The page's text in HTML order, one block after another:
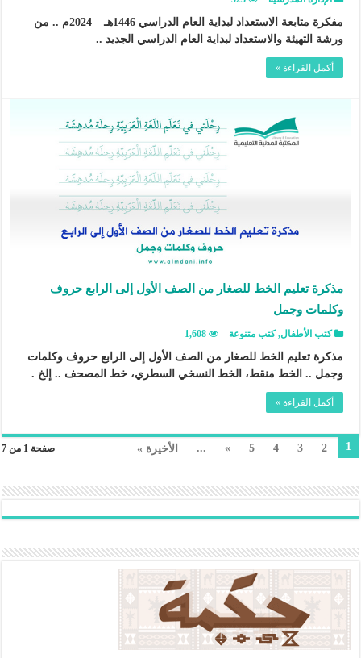
مفكرة متابعة الاستعداد لبداية العام الدراسي 1446هـ – 2024م .. من
ورشة التهيئة والاستعداد لبداية العام الدراسي الجديد ..
أكمل القراءة »
مذكرة تعليم الخط للصغار من الصف الأول إلى الرابع حروف
وكلمات وجمل
كتب الأطفال,كتب متنوعة 1,608
مذكرة تعليم الخط للصغار من الصف الأول إلى الرابع حروف وكلمات
وجمل .. الخط منقط، الخط النسخي السطري، خط المصحف .. إلخ .
أكمل القراءة »
صفحة 1 من 7 1
2
3
4
5
»
... الأخيرة »